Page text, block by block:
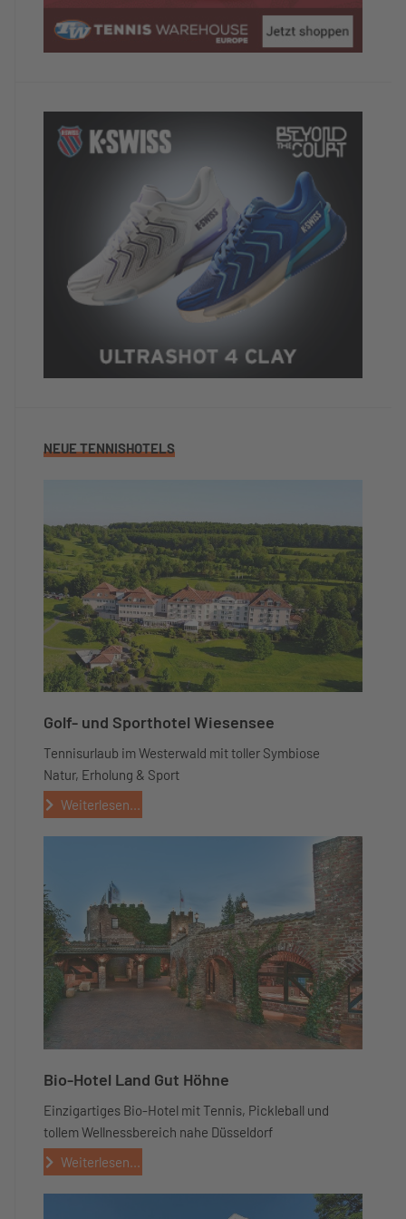
Wiederholungstäterin
TennisTraveller-News.
NEUE TENNISHOTELS
Golf- und Sporthotel Wiesensee
Tennisurlaub im Westerwald mit toller Symbiose
Natur, Erholung & Sport
Weiterlesen...
Bio-Hotel Land Gut Höhne
Einzigartiges Bio-Hotel mit Tennis, Pickleball und
tollem Wellnessbereich nahe Düsseldorf
Weiterlesen...